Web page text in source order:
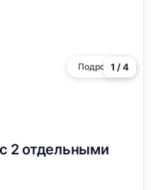
Подробнее
1 / 4
2 отдельными